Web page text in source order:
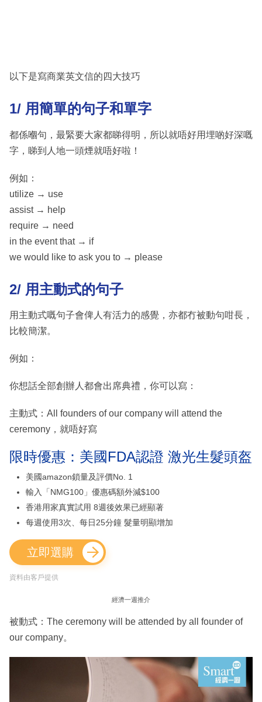
以下是寫商業英文信的四大技巧
1/ 用簡單的句子和單字
都係嗰句，最緊要大家都睇得明，所以就唔好用埋啲好深嘅
字，睇到人地一頭煙就唔好啦！
例如：
utilize → use
assist → help
require → need
in the event that → if
we would like to ask you to → please
2/ 用主動式的句子
用主動式嘅句子會俾人有活力的感覺，亦都冇被動句咁長，
比較簡潔。
例如：
你想話全部創辦人都會出席典禮，你可以寫：
主動式：All founders of our company will attend the
ceremony，就唔好寫
限時優惠：美國FDA認證 激光生髮頭盔
美國amazon鎖量及評價No. 1
輸入「NMG100」優惠碼額外減$100
香港用家真實試用 8週後效果已經顯著
每週使用3次、每日25分鐘 髮量明顯增加
立即選購
資料由客戶提供
經濟一週推介
被動式：The ceremony will be attended by all founder of
our company。